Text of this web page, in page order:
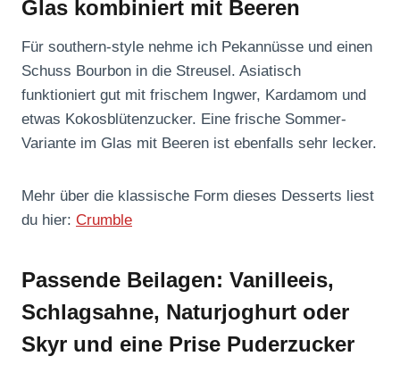
Glas kombiniert mit Beeren
Für southern-style nehme ich Pekannüsse und einen
Schuss Bourbon in die Streusel. Asiatisch
funktioniert gut mit frischem Ingwer, Kardamom und
etwas Kokosblütenzucker. Eine frische Sommer-
Variante im Glas mit Beeren ist ebenfalls sehr lecker.
Mehr über die klassische Form dieses Desserts liest
du hier: Crumble
Passende Beilagen: Vanilleeis,
Schlagsahne, Naturjoghurt oder
Skyr und eine Prise Puderzucker